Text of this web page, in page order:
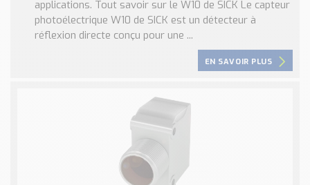
applications. Tout savoir sur le W10 de SICK Le capteur
photoélectrique W10 de SICK est un détecteur à
réflexion directe conçu pour une ...
EN SAVOIR PLUS